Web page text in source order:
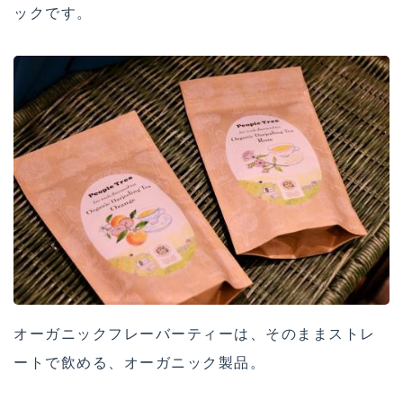
ックです。
オーガニックフレーバーティーは、そのままストレ
ートで飲める、オーガニック製品。